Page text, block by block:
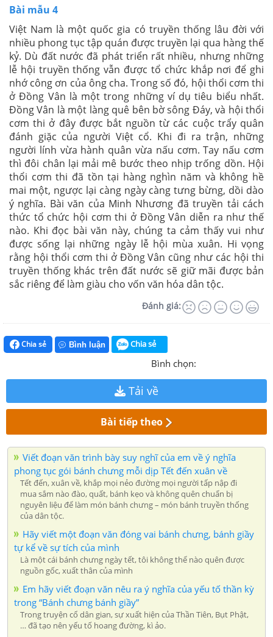
Bài mẫu 4
Việt Nam là một quốc gia có truyền thống lâu đời với
nhiều phong tục tập quán được truyền lại qua hàng thế
kỷ. Dù đất nước đã phát triển rất nhiều, nhưng những
lễ hội truyền thống vẫn được tổ chức khắp nơi để ghi
nhớ công ơn của ông cha. Trong số đó, hội thổi cơm thi
ở Đồng Vân là một trong những ví dụ tiêu biểu nhất.
Đồng Vân là một làng quê bên bờ sông Đáy, và hội thổi
cơm thi ở đây được bắt nguồn từ các cuộc trẩy quân
đánh giặc của người Việt cổ. Khi đi ra trận, những
người lính vừa hành quân vừa nấu cơm. Tay nấu cơm
thì đôi chân lại mải mê bước theo nhịp trống dồn. Hội
thổi cơm thi đã tồn tại hàng nghìn năm và không hề
mai một, ngược lại càng ngày càng tưng bừng, dồi dào
ý nghĩa. Bài văn của Minh Nhương đã truyền tải cách
thức tổ chức hội cơm thi ở Đồng Vân diễn ra như thế
nào. Khi đọc bài văn này, chúng ta cảm thấy vui như
được sống lại những ngày lễ hội mùa xuân. Hi vọng
rằng hội thổi cơm thi ở Đồng Vân cũng như các hội thi
truyền thống khác trên đất nước sẽ giữ mãi được bản
sắc riêng để làm giàu cho vốn văn hóa dân tộc.
Đánh giá:
Chia sẻ Bình luận Chia sẻ
Bình chọn:
Tải về
Bài tiếp theo
Viết đoạn văn trình bày suy nghĩ của em về ý nghĩa
phong tục gói bánh chưng mỗi dịp Tết đến xuân về
Tết đến, xuân về, khắp mọi nẻo đường mọi người tấp nập đi
mua sắm nào đào, quất, bánh kẹo và không quên chuẩn bị
nguyên liệu để làm món bánh chưng – món bánh truyền thống
của dân tộc.
Hãy viết một đoạn văn đóng vai bánh chưng, bánh giầy
tự kể về sự tích của mình
Là một cái bánh chưng ngày tết, tôi không thể nào quên được
nguồn gốc, xuất thân của mình
Em hãy viết đoạn văn nêu ra ý nghĩa của yếu tố thần kỳ
trong “Bánh chưng bánh giầy”
Trong truyện cổ dân gian, sự xuất hiện của Thần Tiên, Bụt Phật,
… đã tạo nên yếu tố hoang đường, kì ảo.